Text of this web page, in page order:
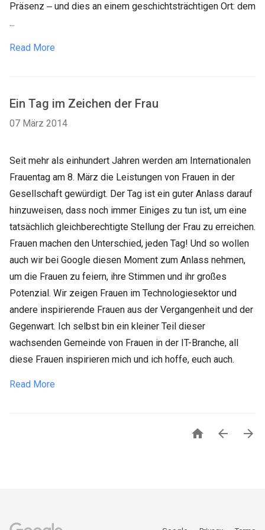
Präsenz ‒ und dies an einem geschichtsträchtigen Ort: dem
...
Read More
Ein Tag im Zeichen der Frau
07 März 2014
Seit mehr als einhundert Jahren werden am Internationalen
Frauentag am 8. März die Leistungen von Frauen in der
Gesellschaft gewürdigt. Der Tag ist ein guter Anlass darauf
hinzuweisen, dass noch immer Einiges zu tun ist, um eine
tatsächlich gleichberechtigte Stellung der Frau zu erreichen.
Frauen machen den Unterschied, jeden Tag! Und so wollen
auch wir bei Google diesen Moment zum Anlass nehmen,
um die Frauen zu feiern, ihre Stimmen und ihr großes
Potenzial. Wir zeigen Frauen im Technologiesektor und
andere inspirierende Frauen aus der Vergangenheit und der
Gegenwart. Ich selbst bin ein kleiner Teil dieser
wachsenden Gemeinde von Frauen in der IT-Branche, all
diese Frauen inspirieren mich und ich hoffe, euch auch.
Read More
  